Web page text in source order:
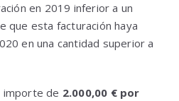
en 2019 inferior a un
que esta facturación haya
en una cantidad superior a
importe de 2.000,00 € por